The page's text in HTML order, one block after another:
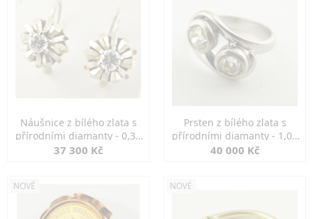
Náušnice z bílého zlata s
přírodními diamanty - 0,30
ct
37 300 Kč
Prsten z bílého zlata s
přírodními diamanty - 1,00
ct
40 000 Kč
NOVÉ NOVÉ